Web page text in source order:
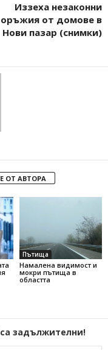
Иззеха незаконни
оръжия от домове в
Нови пазар (снимки)
ОТ АВТОРА
Пътища
Намалена видимост и
мокри пътища в
областта
задължителни!